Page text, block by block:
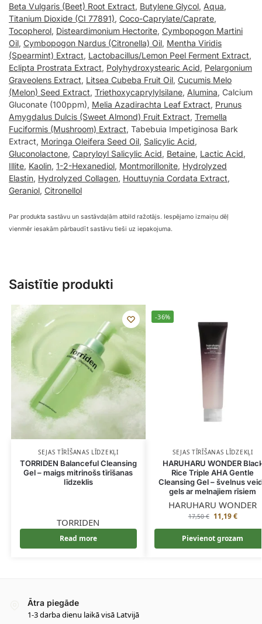
Beta Vulgaris (Beet) Root Extract, Butylene Glycol, Aqua,
Titanium Dioxide (CI 77891), Coco-Caprylate/Caprate,
Tocopherol, Disteardimonium Hectorite, Cymbopogon Martini
Oil, Cymbopogon Nardus (Citronella) Oil, Mentha Viridis
(Spearmint) Extract, Lactobacillus/Lemon Peel Ferment Extract,
Eclipta Prostrata Extract, Polyhydroxystearic Acid, Pelargonium
Graveolens Extract, Litsea Cubeba Fruit Oil, Cucumis Melo
(Melon) Seed Extract, Triethoxycaprylylsilane, Alumina, Calcium
Gluconate (100ppm), Melia Azadirachta Leaf Extract, Prunus
Amygdalus Dulcis (Sweet Almond) Fruit Extract, Tremella
Fuciformis (Mushroom) Extract, Tabebuia Impetiginosa Bark
Extract, Moringa Oleifera Seed Oil, Salicylic Acid,
Gluconolactone, Capryloyl Salicylic Acid, Betaine, Lactic Acid,
Illite, Kaolin, 1-2-Hexanediol, Montmorillonite, Hydrolyzed
Elastin, Hydrolyzed Collagen, Houttuynia Cordata Extract,
Geraniol, Citronellol
Par produkta sastāvu un sastāvdaļām atbild ražotājs. Iespējamo izmaiņu dēļ
vienmēr iesakām pārbaudīt sastāvu tieši uz iepakojuma.
Saistītie produkti
SEJAS TĪRĪŠANAS LĪDZEKĻI
TORRIDEN Balanceful Cleansing
Gel – maigs mitrinošs tīrīšanas
līdzeklis
TORRIDEN
Read more
-36%
SEJAS TĪRĪŠANAS LĪDZEKĻI
HARUHARU WONDER
Rice Triple AHA Gentle
Cleansing Gel – švelnus
gels ar melnajiem rīsiem
HARUHARU WONDER
17,50€ 11,19€
Pievienot grozam
Ātra piegāde
1-3 darba dienu laikā visā Latvijā